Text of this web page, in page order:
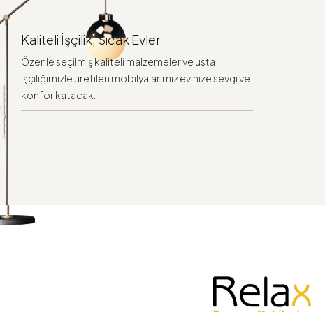
Kaliteli İşçilik, Sıcak Evler
Özenle seçilmiş kaliteli malzemeler ve usta
işçiliğimizle üretilen mobilyalarımız evinize sevgi ve
konfor katacak.